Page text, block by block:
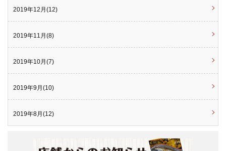
2019年12月(12)
2019年11月(8)
2019年10月(7)
2019年9月(10)
2019年8月(12)